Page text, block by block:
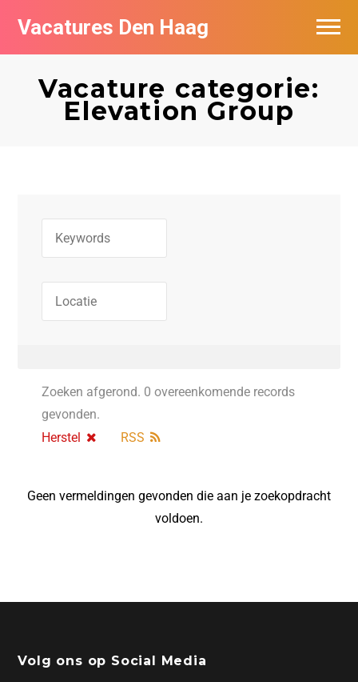
Vacatures Den Haag
Vacature categorie:
Elevation Group
Zoeken afgerond. 0 overeenkomende records
gevonden.
Herstel
RSS
Geen vermeldingen gevonden die aan je zoekopdracht
voldoen.
Volg ons op Social Media
Vacatures per bedrijf in Den Haag
Populair